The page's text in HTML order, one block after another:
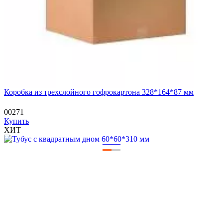
Коробка из трехслойного гофрокартона 328*164*87 мм
00271
Купить
ХИТ
——